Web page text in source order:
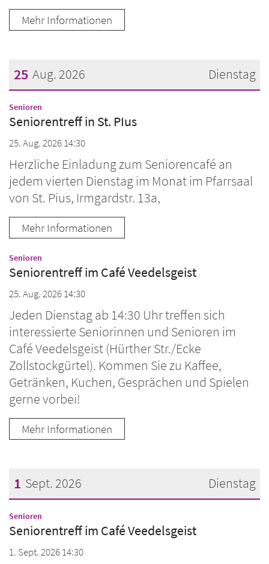
Mehr Informationen
Dienstag
25 Aug. 2026
Datum: 25. August 2026
Senioren
Seniorentreff in St. PIus
25. Aug. 2026 14:30
Herzliche Einladung zum Seniorencafé an
jedem vierten Dienstag im Monat im Pfarrsaal
von St. Pius, Irmgardstr. 13a,
Mehr Informationen
Senioren
Seniorentreff im Café Veedelsgeist
25. Aug. 2026 14:30
Jeden Dienstag ab 14:30 Uhr treffen sich
interessierte Seniorinnen und Senioren im
Café Veedelsgeist (Hürther Str./Ecke
Zollstockgürtel). Kommen Sie zu Kaffee,
Getränken, Kuchen, Gesprächen und Spielen
gerne vorbei!
Mehr Informationen
Dienstag
1 Sept. 2026
Datum: 1. September 2026
Senioren
Seniorentreff im Café Veedelsgeist
1. Sept. 2026 14:30